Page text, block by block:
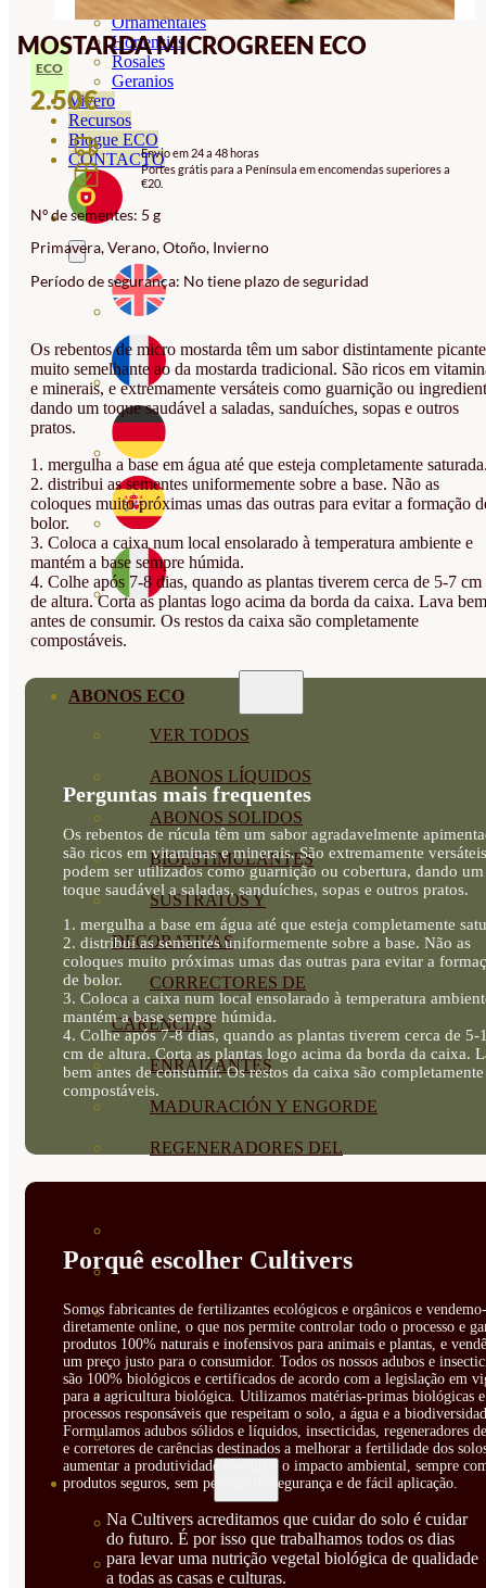
Ornamentales
Hortensias
Rosales
Geranios
Vivero
Recursos
Blogue ECO
CONTACTO
ABONOS ECO
VER TODOS
ABONOS LÍQUIDOS
ABONOS SOLIDOS
BIOESTIMULANTES
SUSTRATOS Y
DECORATIVAS
CORRECTORES DE
CARENCIAS
ENRAIZANTES
MADURACIÓN Y ENGORDE
REGENERADORES DEL
MATERIAS PRIMAS
PROTECCIÓN CULTIVOS Y
PLANTAS
PLANTAS INTERIOR
GROWPUNCH
SEMILLAS
VER TODAS
BIODINÁMICAS DEMETER
MOSTARDA MICROGREEN ECO
ECO
2.50€
Envio em 24 a 48 horas
Portes grátis para a Península em encomendas superiores a
€20.
Nº de sementes: 5 g
Primavera, Verano, Otoño, Invierno
Período de segurança: No tiene plazo de seguridad
Os rebentos de micro mostarda têm um sabor distintamente
muito semelhante ao da mostarda tradicional. São ricos em
e minerais, e extremamente versáteis como guarnição ou
dando um toque saudável a saladas, sanduíches, sopas e outros
pratos.
1. mergulha a base em água até que esteja completamente
2. distribui as sementes uniformemente sobre a base. Não as
coloques muito próximas umas das outras para evitar a formação
bolor.
3. Coloca a caixa num local ensolarado à temperatura ambiente e
mantém a base sempre húmida.
4. Colhe após 7-8 dias, quando as plantas tiverem cerca de 5-7 cm
de altura. Corta as plantas logo acima da borda da caixa. Lava bem
antes de consumir. Os restos da caixa são completamente
compostáveis.
Perguntas mais frequentes
Os rebentos de rúcula têm um sabor agradavelmente
são ricos em vitaminas e minerais. São extremamente
podem ser utilizados como guarnição ou cobertura, dando um
toque saudável a saladas, sanduíches, sopas e outros pratos.
1. mergulha a base em água até que esteja completamente
2. distribui as sementes uniformemente sobre a base. Não as
coloques muito próximas umas das outras para evitar a
de bolor.
3. Coloca a caixa num local ensolarado à temperatura
mantém a base sempre húmida.
4. Colhe após 7-8 dias, quando as plantas tiverem cerca de 5-
cm de altura. Corta as plantas logo acima da borda da caixa.
bem antes de consumir. Os restos da caixa são completamente
compostáveis.
Porquê escolher Cultivers
Somos fabricantes de fertilizantes ecológicos e orgânicos e
diretamente online, o que nos permite controlar todo o processo e
produtos 100% naturais e inofensivos para animais e plantas, e
um preço justo para o consumidor. Todos os nossos adubos e
são 100% biológicos e certificados de acordo com a legislação em
para a agricultura biológica. Utilizamos matérias-primas biológicas e
processos responsáveis que respeitam o solo, a água e a
Formulamos adubos sólidos e líquidos, insecticidas, regeneradores
e corretores de carências destinados a melhorar a fertilidade dos
aumentar a produtividade e reduzir o impacto ambiental, sempre
produtos seguros, sem período de segurança e de fácil aplicação.
Na Cultivers acreditamos que cuidar do solo é cuidar
do futuro. É por isso que trabalhamos todos os dias
para levar uma nutrição vegetal biológica de qualidade
a todas as casas e culturas.